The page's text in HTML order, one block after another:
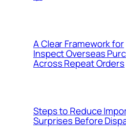
A Clear Framework for
Inspect Overseas
Across Repeat Orders
Steps to Reduce
Surprises Before